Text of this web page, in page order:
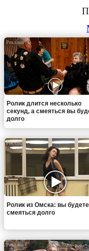
Ролик длится несколько
секунд, а смеяться вы
долго
Ролик из Омска: вы будете
смеяться долго